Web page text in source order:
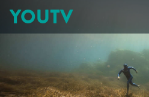
YOUTV